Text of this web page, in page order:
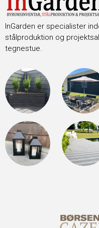
InGarden er specialister
stålproduktion og
tegnestue.